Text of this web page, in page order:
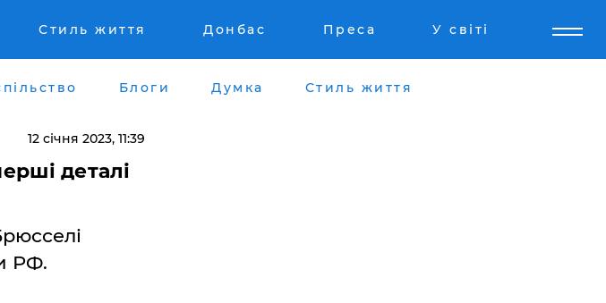
Стиль життя Донбас Преса У світі
Блоги Думка Стиль життя
12 січня 2023, 11:39
деталі
РФ.